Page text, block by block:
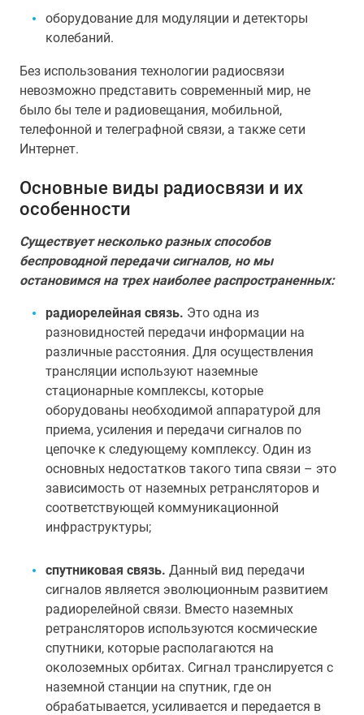
оборудование для модуляции и детекторы
колебаний.
Без использования технологии радиосвязи
невозможно представить современный мир, не
было бы теле и радиовещания, мобильной,
телефонной и телеграфной связи, а также сети
Интернет.
Основные виды радиосвязи и их
особенности
Существует несколько разных способов
беспроводной передачи сигналов, но мы
остановимся на трех наиболее распространенных:
радиорелейная связь. Это одна из
разновидностей передачи информации на
различные расстояния. Для осуществления
трансляции используют наземные
стационарные комплексы, которые
оборудованы необходимой аппаратурой для
приема, усиления и передачи сигналов по
цепочке к следующему комплексу. Один из
основных недостатков такого типа связи – это
зависимость от наземных ретрансляторов и
соответствующей коммуникационной
инфраструктуры;
спутниковая связь. Данный вид передачи
сигналов является эволюционным развитием
радиорелейной связи. Вместо наземных
ретрансляторов используются космические
спутники, которые располагаются на
околоземных орбитах. Сигнал транслируется с
наземной станции на спутник, где он
обрабатывается, усиливается и передается в